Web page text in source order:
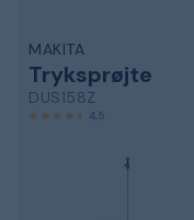
MAKITA
Tryksprøjte
DUS158Z
4,5